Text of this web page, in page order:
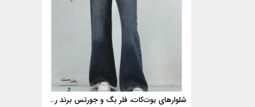
شلوارهای بوت‌کات، فلر بگ و جورتس برند رخت